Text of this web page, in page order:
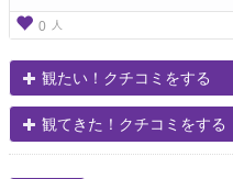
0 人
観たい！クチコミをする
観てきた！クチコミをする